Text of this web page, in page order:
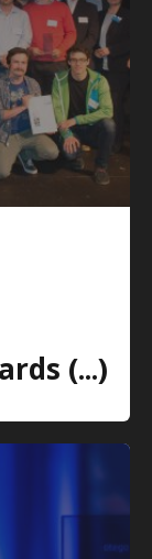
(...)